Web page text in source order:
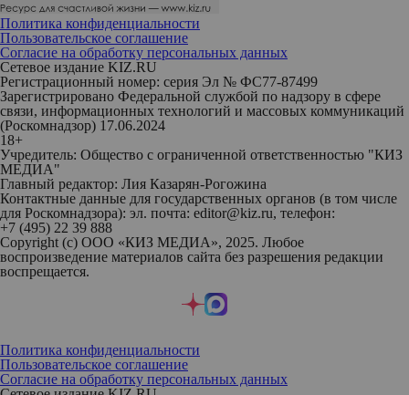
Политика конфиденциальности
Пользовательское соглашение
Согласие на обработку персональных данных
Сетевое издание KIZ.RU
Регистрационный номер: серия Эл № ФС77-87499
Зарегистрировано Федеральной службой по надзору в сфере
связи, информационных технологий и массовых коммуникаций
(Роскомнадзор) 17.06.2024
18+
Учредитель: Общество с ограниченной ответственностью "КИЗ
МЕДИА"
Главный редактор: Лия Казарян-Рогожина
Контактные данные для государственных органов (в том числе
для Роскомнадзора): эл. почта: editor@kiz.ru, телефон:
+7 (495) 22 39 888
Copyright (с) ООО «КИЗ МЕДИА», 2025. Любое
воспроизведение материалов сайта без разрешения редакции
воспрещается.
Политика конфиденциальности
Пользовательское соглашение
Согласие на обработку персональных данных